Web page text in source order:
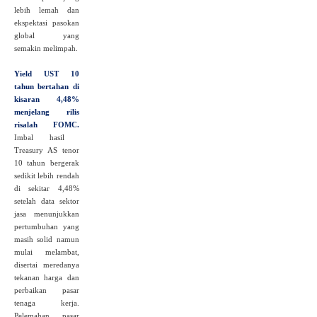
lebih lemah dan
ekspektasi pasokan
global yang
semakin melimpah.
Yield UST 10
tahun bertahan di
kisaran 4,48%
menjelang rilis
risalah FOMC.
Imbal hasil
Treasury AS tenor
10 tahun bergerak
sedikit lebih rendah
di sekitar 4,48%
setelah data sektor
jasa menunjukkan
pertumbuhan yang
masih solid namun
mulai melambat,
disertai meredanya
tekanan harga dan
perbaikan pasar
tenaga kerja.